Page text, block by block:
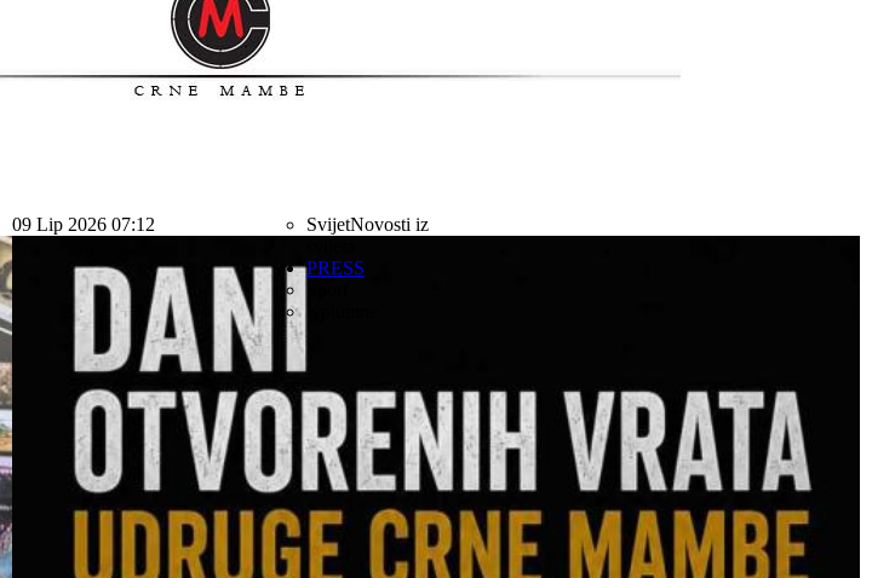
09 Lip 2026 07:12 SvijetNovosti iz
PRESS